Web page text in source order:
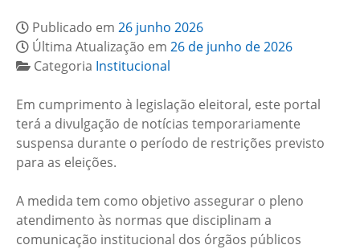
Publicado em 26 junho 2026
Última Atualização em 26 de junho de 2026
Categoria Institucional
Em cumprimento à legislação eleitoral, este portal
terá a divulgação de notícias temporariamente
suspensa durante o período de restrições previsto
para as eleições.
A medida tem como objetivo assegurar o pleno
atendimento às normas que disciplinam a
comunicação institucional dos órgãos públicos